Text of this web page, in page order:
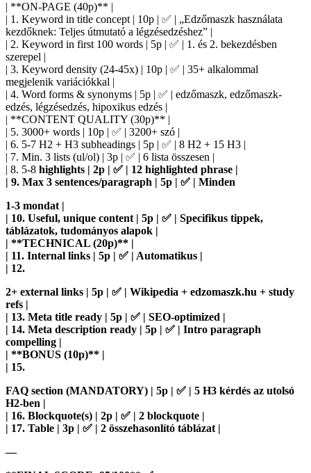
| **ON-PAGE (40p)** |
| 1. Keyword in title concept | 10p | ✅ | „Edzőmaszk használata
kezdőknek: Teljes útmutató a légzésedzéshez” |
| 2. Keyword in first 100 words | 5p | ✅ | 1. és 2. bekezdésben
szerepel |
| 3. Keyword density (24-45x) | 10p | ✅ | 35+ alkalommal
megjelenik variációkkal |
| 4. Word forms & synonyms | 5p | ✅ | edzőmaszk, edzőmaszk-
edzés, légzésedzés, hipoxikus edzés |
| **CONTENT QUALITY (30p)** |
| 5. 3000+ words | 10p | ✅ | 3200+ szó |
| 6. 5-7 H2 + H3 subheadings | 5p | ✅ | 8 H2 + 15 H3 |
| 7. Min. 3 lists (ul/ol) | 3p | ✅ | 6 lista összesen |
| 8. 5-8 highlights | 2p | ✅ | 12 highlighted phrase |
| 9. Max 3 sentences/paragraph | 5p | ✅ | Minden
1-3 mondat |
| 10. Useful, unique content | 5p | ✅ | Specifikus tippek,
táblázatok, tudományos alapok |
| **TECHNICAL (20p)** |
| 11. Internal links | 5p | ✅ | Automatikus |
| 12.
2+ external links | 5p | ✅ | Wikipedia + edzomaszk.hu + study
refs |
| 13. Meta title ready | 5p | ✅ | SEO-optimized |
| 14. Meta description ready | 5p | ✅ | Intro paragraph
compelling |
| **BONUS (10p)** |
| 15.
FAQ section (MANDATORY) | 5p | ✅ | 5 H3 kérdés az utolsó
H2-ben |
| 16. Blockquote(s) | 2p | ✅ | 2 blockquote |
| 17. Table | 3p | ✅ | 2 összehasonlító táblázat |
—